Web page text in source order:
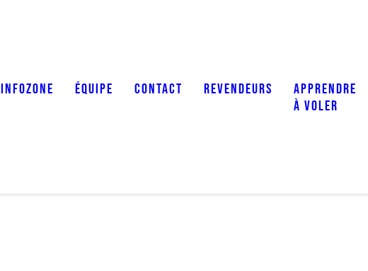
INFOZONE ÉQUIPE CONTACT REVENDEURS
APPRENDRE
À VOLER